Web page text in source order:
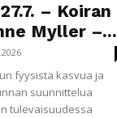
– Koiran
Myller –...
fyysistä kasvua ja
suunnittelua
tulevaisuudessa